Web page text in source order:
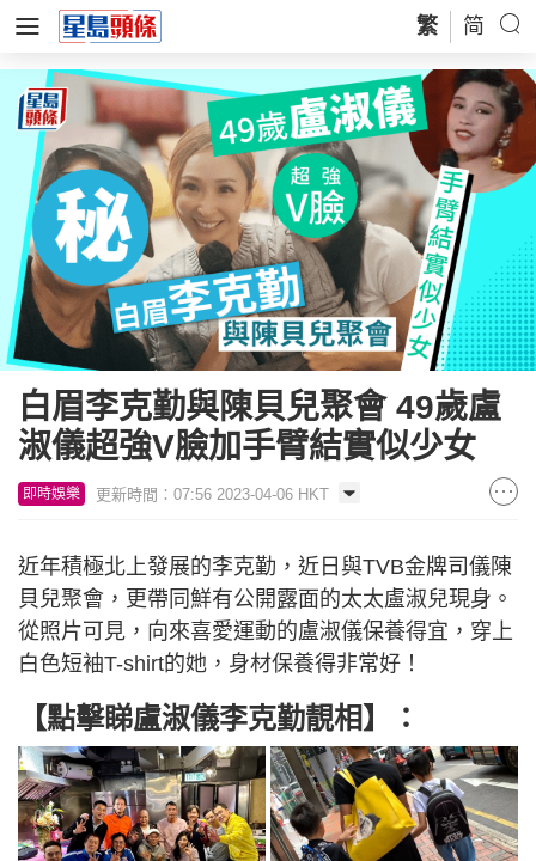
繁 简
白眉李克勤與陳貝兒聚會 49歲盧
淑儀超強V臉加手臂結實似少女
即時娛樂 更新時間：07:56 2023-04-06 HKT
近年積極北上發展的李克勤，近日與TVB金牌司儀陳
貝兒聚會，更帶同鮮有公開露面的太太盧淑兒現身。
從照片可見，向來喜愛運動的盧淑儀保養得宜，穿上
白色短袖T-shirt的她，身材保養得非常好！
【點擊睇盧淑儀李克勤靚相】：